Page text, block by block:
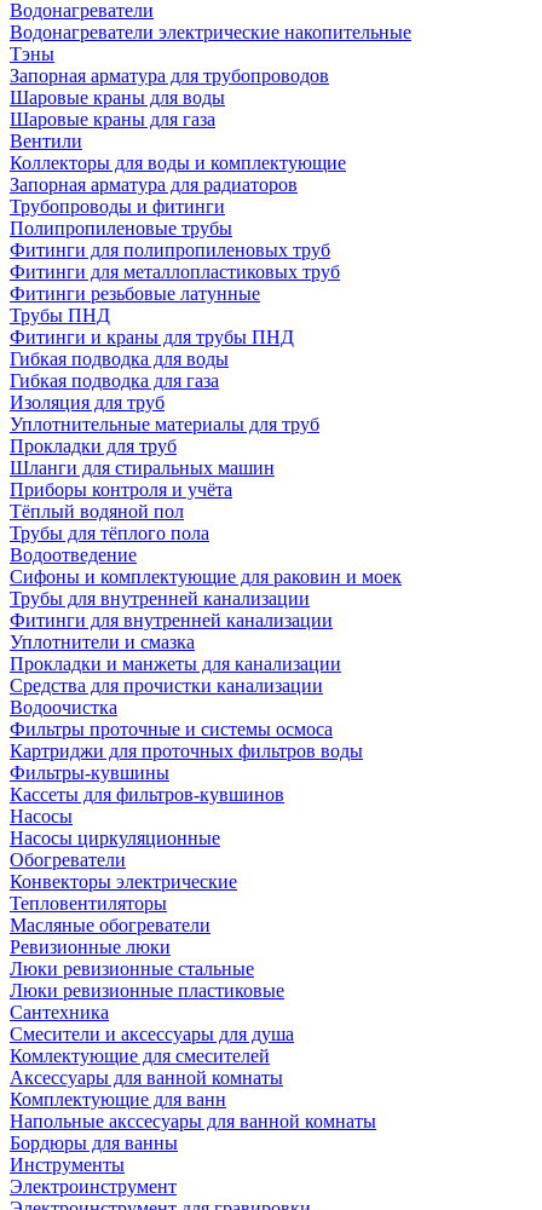
Водонагреватели
Водонагреватели электрические накопительные
Тэны
Запорная арматура для трубопроводов
Шаровые краны для воды
Шаровые краны для газа
Вентили
Коллекторы для воды и комплектующие
Запорная арматура для радиаторов
Трубопроводы и фитинги
Полипропиленовые трубы
Фитинги для полипропиленовых труб
Фитинги для металлопластиковых труб
Фитинги резьбовые латунные
Трубы ПНД
Фитинги и краны для трубы ПНД
Гибкая подводка для воды
Гибкая подводка для газа
Изоляция для труб
Уплотнительные материалы для труб
Прокладки для труб
Шланги для стиральных машин
Приборы контроля и учёта
Тёплый водяной пол
Трубы для тёплого пола
Водоотведение
Сифоны и комплектующие для раковин и моек
Трубы для внутренней канализации
Фитинги для внутренней канализации
Уплотнители и смазка
Прокладки и манжеты для канализации
Средства для прочистки канализации
Водоочистка
Фильтры проточные и системы осмоса
Картриджи для проточных фильтров воды
Фильтры-кувшины
Кассеты для фильтров-кувшинов
Насосы
Насосы циркуляционные
Обогреватели
Конвекторы электрические
Тепловентиляторы
Масляные обогреватели
Ревизионные люки
Люки ревизионные стальные
Люки ревизионные пластиковые
Сантехника
Смесители и аксессуары для душа
Комлектующие для смесителей
Аксессуары для ванной комнаты
Комплектующие для ванн
Напольные акссесуары для ванной комнаты
Бордюры для ванны
Инструменты
Электроинструмент